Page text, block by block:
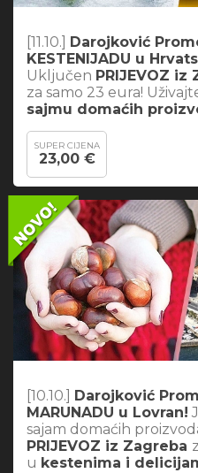
[11.10.] Darojković
KESTENIJADU u
Uključen PRIJEVOZ
za samo 23 eura!
sajmu domaćih
SUPER CIJENA
23,00 €
[10.10.]
Darojković
MARUNADU u Lovran!
sajam domaćih
PRIJEVOZ iz Zagreba
u kestenima i